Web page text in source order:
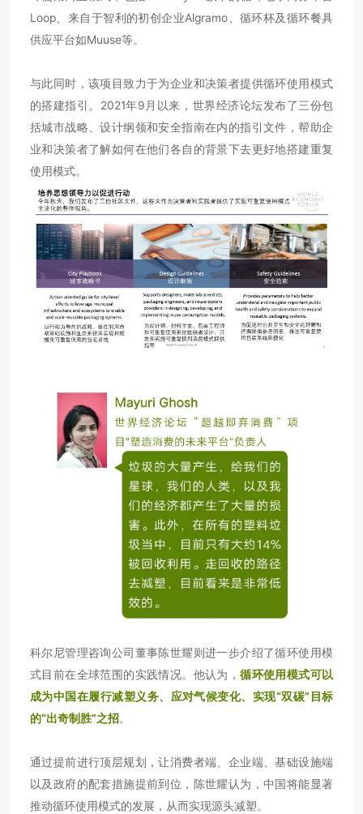
Loop、来自于智利的初创企业Algramo、循环杯及循环餐具
供应平台如Muuse等。
与此同时，该项目致力于为企业和决策者提供循环使用模式
的搭建指引。2021年9月以来，世界经济论坛发布了三份包
括城市战略、设计纲领和安全指南在内的指引文件，帮助企
业和决策者了解如何在他们各自的背景下去更好地搭建重复
使用模式。
科尔尼管理咨询公司董事陈世耀则进一步介绍了循环使用模
式目前在全球范围的实践情况。他认为，循环使用模式可以
成为中国在履行减塑义务、应对气候变化、实现“双碳”目标
的“出奇制胜”之招。
通过提前进行顶层规划，让消费者端、企业端、基础设施端
以及政府的配套措施提前到位，陈世耀认为，中国将能显著
推动循环使用模式的发展，从而实现源头减塑。